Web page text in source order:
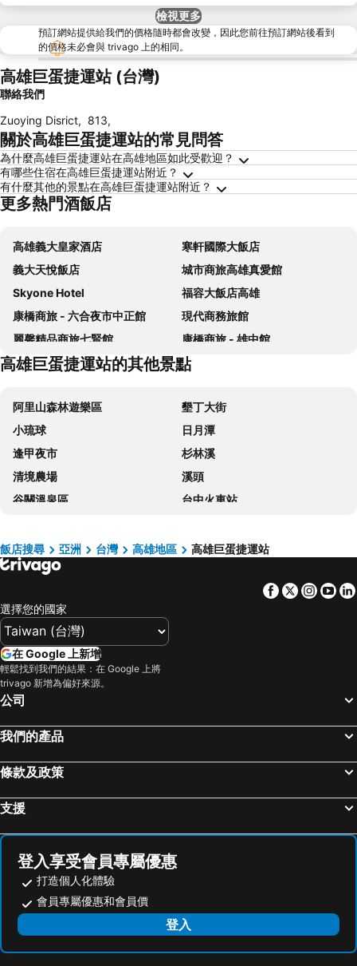
檢視更多
預訂網站提供給我們的價格隨時都會改變，因此您前往預訂網站後看到
的價格未必會與 trivago 上的相同。
高雄巨蛋捷運站 (台灣)
聯絡我們
Zuoying Disrict, 813,
關於高雄巨蛋捷運站的常見問答
為什麼高雄巨蛋捷運站在高雄地區如此受歡迎？
有哪些住宿在高雄巨蛋捷運站附近？
有什麼其他的景點在高雄巨蛋捷運站附近？
更多熱門酒飯店
高雄義大皇家酒店
寒軒國際大飯店
義大天悅飯店
城市商旅高雄真愛館
Skyone Hotel
福容大飯店高雄
康橋商旅 - 六合夜市中正館
現代商務旅館
麗馨精品商旅七賢館
康橋商旅 - 雄中館
Harbour 10 Hotel
Long Siang Hotel
德立莊 - 高雄博愛館
Watermark Hotel-The Harbour
中央飯店
城市商旅 - 高雄駁二特區
麗尊酒店
康瀚行旅
河堤國際商旅
宮賞藝術大飯店
高雄旗津道沙灘酒店
京城大飯店
和逸飯店高雄中山館
高雄華園飯店
好地方大飯店
康橋商旅光榮碼頭館
喜迎旅店
康橋商旅五甲館 Kindness Wu Jia
Chao She Hotel
國眾大飯店
Hub Hotel Kaohsiung Cisian Branch
Legend Hotel Kaohsiung Liuhe
The Tree House
高雄國際會館
Gathering
月緹主題套房
Fun Bus
悠活農十六民宿
高雄巨蛋捷運站的其他景點
阿里山森林遊樂區
墾丁大街
小琉球
日月潭
逢甲夜市
杉林溪
清境農場
溪頭
谷關溫泉區
台中火車站
四重溪溫泉
高雄巨蛋捷運站
台南火車站
台南花園夜市
高雄火車站
嘉義車站
九族文化村
高雄六合夜市
月眉世界麗寶樂園
合歡山
台中烏日高鐵站
廬山溫泉
高雄美麗島捷運站
台東海濱公園
台南高鐵站
鹿野高台
旭海大草原
國立海洋生物博物館
高雄市立美術館
飯店搜尋 亞洲 台灣 高雄地區 高雄巨蛋捷運站
Facebook
Twitter
選擇您的國家
在 Google 上新增
輕鬆找到我們的結果：在 Google 上將
trivago 新增為偏好來源。
公司
我們的產品
條款及政策
支援
登入享受會員專屬優惠
打造個人化體驗
會員專屬優惠和會員價
登入